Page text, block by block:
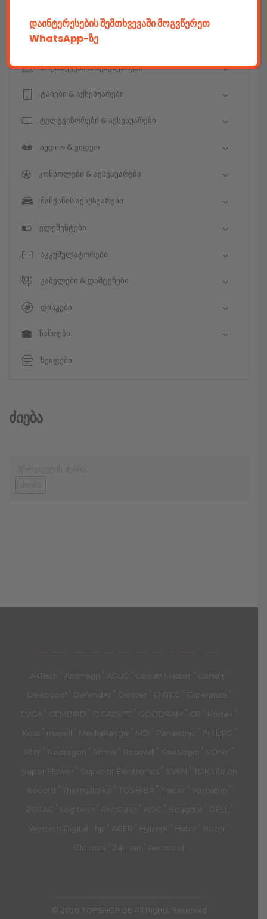
კამერები & აქსესუარები
ნოუთბუქები & აქსესუარები
ტაბები & აქსესუარები
ტელევიზორები & აქსესუარები
აუდიო & ვიდეო
კონსოლები & აქსესუარები
მანქანის აქსესუარები
ელემენტები
აკკუმულატორები
კაბელები & დამტენები
დისკები
ჩანთები
სეიფები
Ძიება
მთავარი კალათა
A4Tech ' Ansmann ' ASUS ' Cooler Master ' Corsair '
Deepcool ' Defender ' Denver ' EMTEC ' Esperanza '
EVGA ' GEMBIRD ' GIGABYTE ' GOODRAM ' GP ' Kodak '
Koss ' maxell ' MediaRange ' MSI ' Panasonic ' PHILIPS '
PNY ' Redragon ' Ritmix ' Rosewill ' SeaSonic ' SONY '
Super Flower ' Superior Electronics ' SVEN ' TDK Life on
Record ' Thermaltake ' TOSHIBA ' Tracer ' Verbatim '
ZOTAC ' Logitech ' RivaCase ' AOC ' Seagate ' DELL '
Western Digital ' hp ' ACER ' HyperX ' Hator ' Razer '
Glorious ' Zalman ' Aerocool
© 2016 TOPSHOP.GE All Rights Reserved
დაინტერესების შემთხვევაში მოგვწერეთ
WhatsApp-ზე